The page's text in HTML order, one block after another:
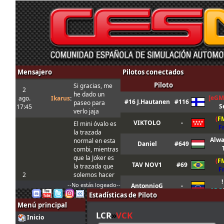
Mensajero Pilotos conectados
2
ago.
17:45
Ikarus:
Si gracias, me
he dado un
paseo para
verlo jaja
2
17:17
:
El mini óvalo es
la trazada
normal en esta
combi, mientras
que la Joker es
la trazada que
solemos hacer
siempre y que
toma menos
tiempo. En todo
caso la Joker
está marcada
Piloto
#16 J.Hautanen #116
VIKTOLO
- (
Daniel
#649
TAV NOV1
#69 (
AntonnioG
-
ARG
(
--No estás logeado--
Menú principal
Inicio
Estadísticas de Piloto
LCR»VCK